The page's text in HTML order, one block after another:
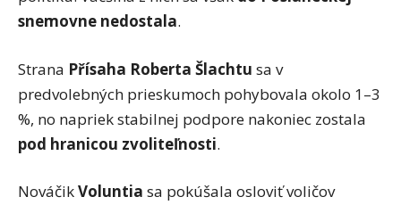
snemovne nedostala.
Strana Přísaha Roberta Šlachtu sa v
predvolebných prieskumoch pohybovala okolo 1–3
%, no napriek stabilnej podpore nakoniec zostala
pod hranicou zvoliteľnosti.
NováčikVoluntia sa pokúšala osloviť voličov